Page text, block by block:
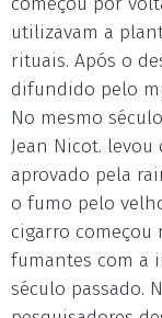
utilizavam a
rituais. Após o
difundido pelo
No mesmo
Jean Nicot. levou
aprovado pela
o fumo pelo
cigarro começou
fumantes com a
século passado.